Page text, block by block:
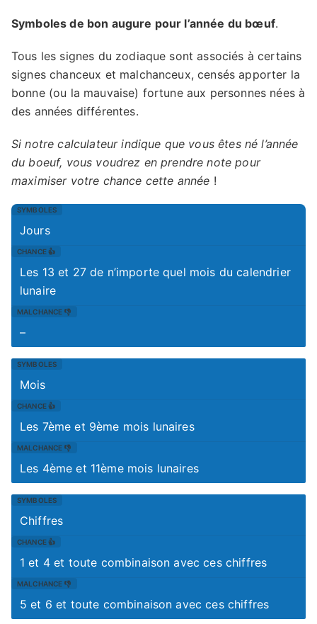
Symboles de bon augure pour l’année du bœuf.
Tous les signes du zodiaque sont associés à certains
signes chanceux et malchanceux, censés apporter la
bonne (ou la mauvaise) fortune aux personnes nées à
des années différentes.
Si notre calculateur indique que vous êtes né l’année
du boeuf, vous voudrez en prendre note pour
maximiser votre chance cette année !
Jours
Les 13 et 27 de n’importe quel mois du calendrier
lunaire
–
Mois
Les 7ème et 9ème mois lunaires
Les 4ème et 11ème mois lunaires
Chiffres
1 et 4 et toute combinaison avec ces chiffres
5 et 6 et toute combinaison avec ces chiffres